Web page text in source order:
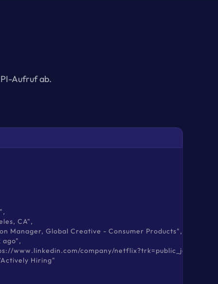
Aufruf ab.
CA",
Manager, Global Creative - Consumer Products",
ago",
www.linkedin.com/company/
Hiring"